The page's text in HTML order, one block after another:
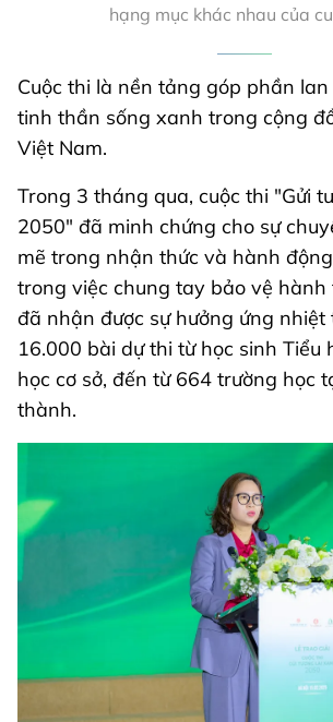
hạng mục khác nhau của
Cuộc thi là nền tảng góp phần
tinh thần sống xanh trong cộng
Việt Nam.
Trong 3 tháng qua, cuộc thi "Gửi
2050" đã minh chứng cho sự
mẽ trong nhận thức và hành
trong việc chung tay bảo vệ hành
đã nhận được sự hưởng ứng nhiệt
16.000 bài dự thi từ học sinh Tiểu
học cơ sở, đến từ 664 trường học
thành.